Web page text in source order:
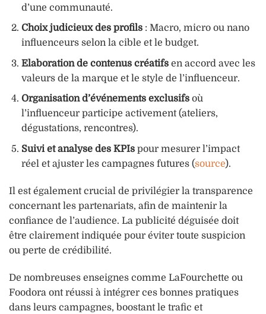
d’une communauté.
Choix judicieux des profils: Macro, micro ou nano
influenceurs selon la cible et le budget.
Elaboration de contenus créatifsen accord avec les
valeurs de la marque et le style de l’influenceur.
Organisation d’événements exclusifsoù
l’influenceur participe activement (ateliers,
dégustations, rencontres).
Suivi et analyse des KPIspour mesurer l’impact
réel et ajuster les campagnes futures (source).
Il est également crucial de privilégier la transparence
concernant les partenariats, afin de maintenir la
confiance de l’audience. La publicité déguisée doit
être clairement indiquée pour éviter toute suspicion
ou perte de crédibilité.
De nombreuses enseignes comme LaFourchette ou
Foodora ont réussi à intégrer ces bonnes pratiques
dans leurs campagnes, boostant le trafic et